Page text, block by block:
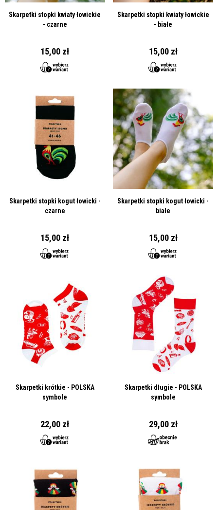
Skarpetki stopki kwiaty łowickie
- czarne
15,00 zł
Skarpetki stopki kwiaty łowickie
- białe
15,00 zł
Skarpetki stopki kogut łowicki -
czarne
15,00 zł
Skarpetki stopki kogut łowicki -
białe
15,00 zł
Skarpetki krótkie - POLSKA
symbole
22,00 zł
Skarpetki długie - POLSKA
symbole
29,00 zł